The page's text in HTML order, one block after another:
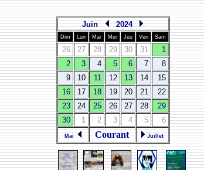
Juin 2024
Dim Lun Mar Mer Jeu Ven Sam
26 27 28 29 30 31
1
2
3 4 5 6 7
8
9
10 11 12 13 14
15
16
17 18 19 20 21
22
23
24 25 26 27 28
29
30
1 2 3 4 5 6
Mai Courant Juillet